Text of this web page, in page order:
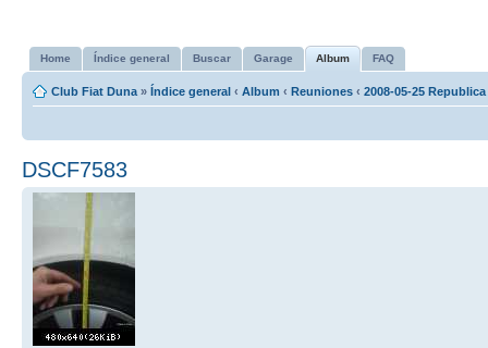
Home Índice general Buscar Garage Album FAQ
Club Fiat Duna » Índice general ‹ Album ‹ Reuniones ‹ 2008-05-25
DSCF7583